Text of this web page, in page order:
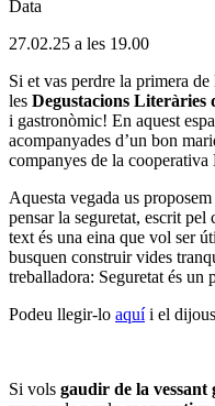
Data
27.02.25 a les 19.00
Si et vas perdre la primera
les Degustacions Literàries
i gastronòmic! En aquest
acompanyades d’un bon
companyes de la cooperativa
Aquesta vegada us
pensar la seguretat, escrit
text és una eina que vol ser
busquen construir vides
treballadora: Seguretat és un
Podeu llegir-lo aquíi el dijous
Si vols gaudir de la vessant